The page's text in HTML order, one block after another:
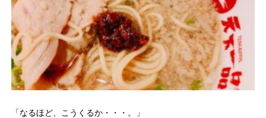
「なるほど、こうくるか・・・。」